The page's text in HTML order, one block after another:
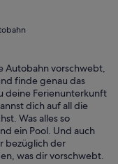
Autobahn vorschwebt,
finde genau das
deine Ferienunterkunft
dich auf all die
Was alles so
ein Pool. Und auch
bezüglich der
was dir vorschwebt.